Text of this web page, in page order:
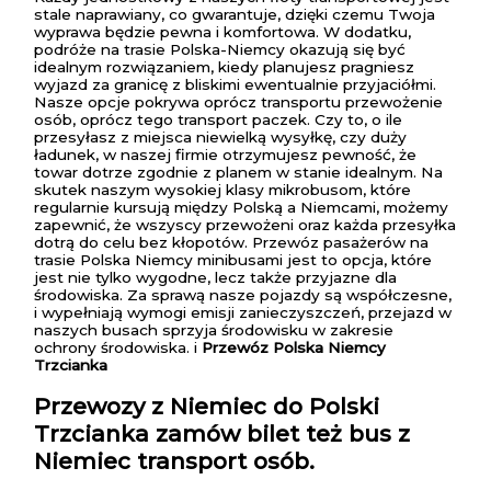
stale naprawiany, co gwarantuje, dzięki czemu Twoja
wyprawa będzie pewna i komfortowa. W dodatku,
podróże na trasie Polska-Niemcy okazują się być
idealnym rozwiązaniem, kiedy planujesz pragniesz
wyjazd za granicę z bliskimi ewentualnie przyjaciółmi.
Nasze opcje pokrywa oprócz transportu przewożenie
osób, oprócz tego transport paczek. Czy to, o ile
przesyłasz z miejsca niewielką wysyłkę, czy duży
ładunek, w naszej firmie otrzymujesz pewność, że
towar dotrze zgodnie z planem w stanie idealnym. Na
skutek naszym wysokiej klasy mikrobusom, które
regularnie kursują między Polską a Niemcami, możemy
zapewnić, że wszyscy przewożeni oraz każda przesyłka
dotrą do celu bez kłopotów. Przewóz pasażerów na
trasie Polska Niemcy minibusami jest to opcja, które
jest nie tylko wygodne, lecz także przyjazne dla
środowiska. Za sprawą nasze pojazdy są współczesne,
i wypełniają wymogi emisji zanieczyszczeń, przejazd w
naszych busach sprzyja środowisku w zakresie
ochrony środowiska. i Przewóz Polska Niemcy
Trzcianka
Przewozy z Niemiec do Polski
Trzcianka zamów bilet też bus z
Niemiec transport osób.